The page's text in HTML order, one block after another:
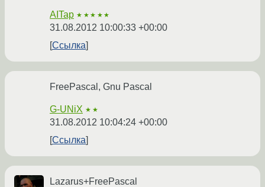
AITap ★★★★★
31.08.2012 10:00:33 +00:00
Ссылка
FreePascal, Gnu Pascal
G-UNiX ★★
31.08.2012 10:04:24 +00:00
Ссылка
Lazarus+FreePascal